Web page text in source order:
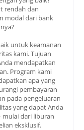
rendah dan
modal dari bank
untuk keamanan
kami. Tujuan
mendapatkan
Program kami
apa yang
pembayaran
pada pengeluaran
yang dapat Anda
dari liburan
eksklusif.